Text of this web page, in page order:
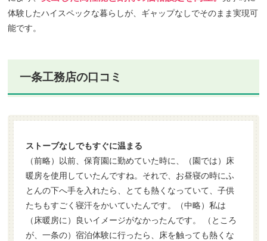
体験したハイスペックな暮らしが、ギャップなしでそのまま実現可
能です。
一条工務店の口コミ
ストーブなしでもすぐに温まる
（前略）以前、保育園に勤めていた時に、（園では）床
暖房を使用していたんですね。それで、お昼寝の時にふ
とんの下へ手を入れたら、とても熱くなっていて、子供
たちもすごく寝汗をかいていたんです。（中略）私は
（床暖房に）良いイメージがなかったんです。 （ところ
が、一条の）宿泊体験に行ったら、床を触っても熱くな